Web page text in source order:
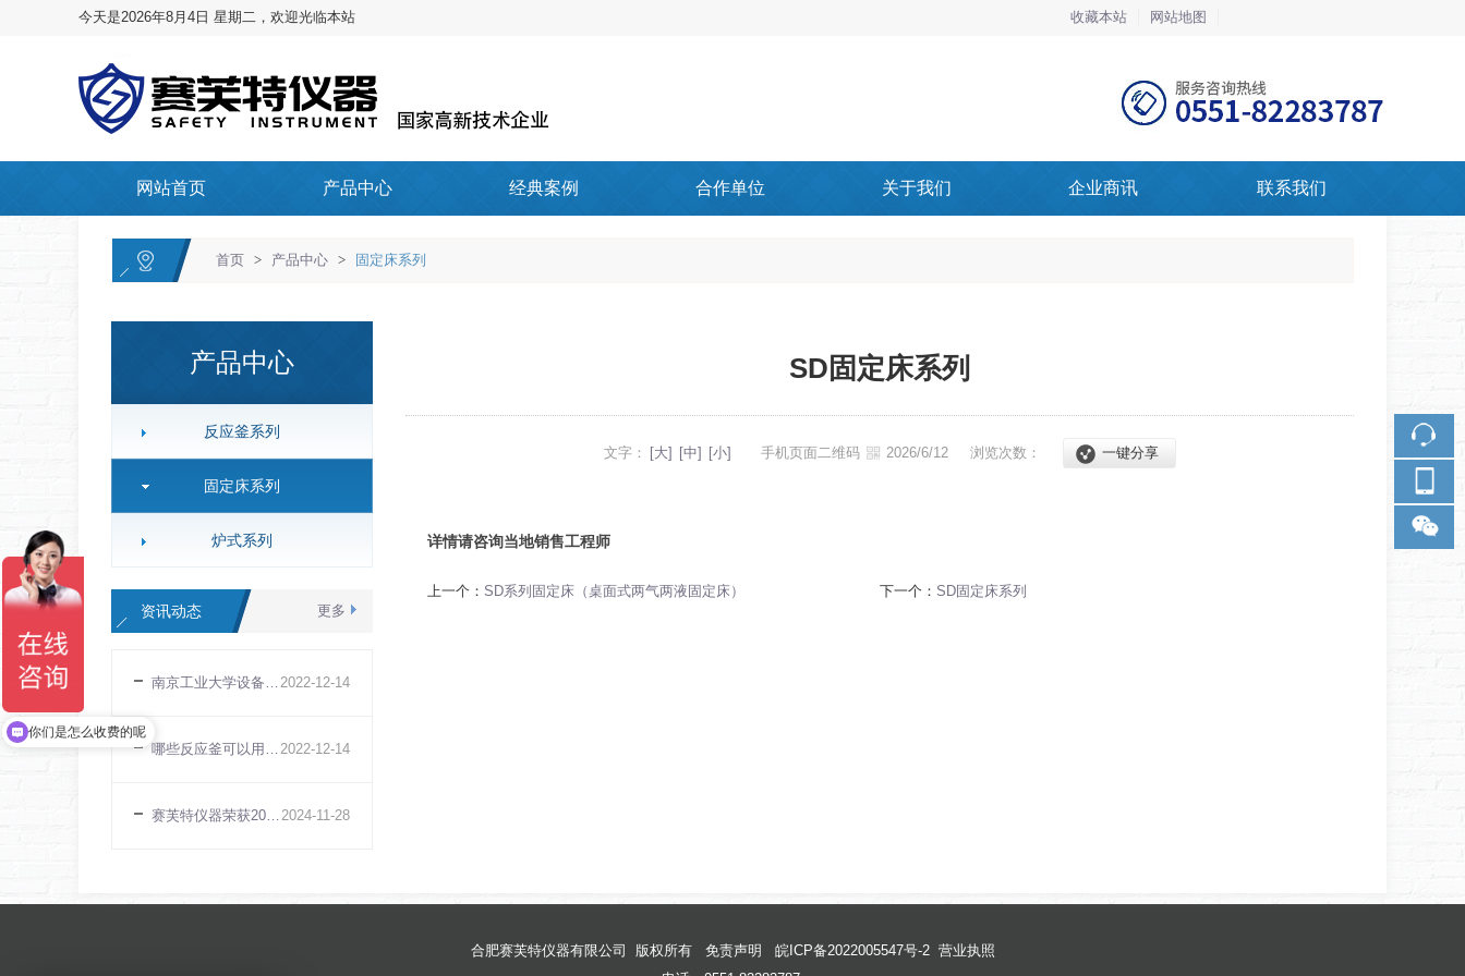
今天是2026年8月4日 星期二，欢迎光临本站 收藏本站 网站地图
网站首页 产品中心 经典案例 合作单位 关于我们 企业商讯 联系我们
首页 > 产品中心 > 固定床系列
产品中心
反应釜系列
固定床系列
炉式系列
更多
资讯动态
2022-12-14
南京工业大学设备安装调试（50ml磁力反应釜）（江苏南京）
2022-12-14
哪些反应釜可以用做实验室反应釜
2024-11-28
赛芙特仪器荣获2024年度国家级高新技术企业
SD固定床系列
文字： [大] [中] [小] 手机页面二维码 2026/6/12 浏览次数： 一键分享
详情请咨询当地销售工程师
上一个： SD系列固定床（桌面式两气两液固定床） 下一个： SD固定床系列
合肥赛芙特仪器有限公司 版权所有 免责声明 皖ICP备2022005547号-2 营业执照
你们是怎么收费的呢